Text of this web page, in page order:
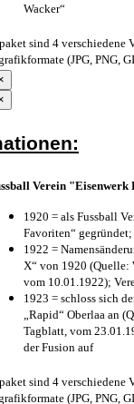
Wacker“
sind 4 verschiedene
(JPG, PNG,
Verein "Eisenwerk
1920 = als Fussball
Favoriten“ gegründet;
1922 =
X“ von 1920 (Quelle:
vom 10.01.1922);
1923 = schloss sich
„Rapid“ Oberlaa an
Tagblatt, vom
der Fusion auf
sind 4 verschiedene
(JPG, PNG,